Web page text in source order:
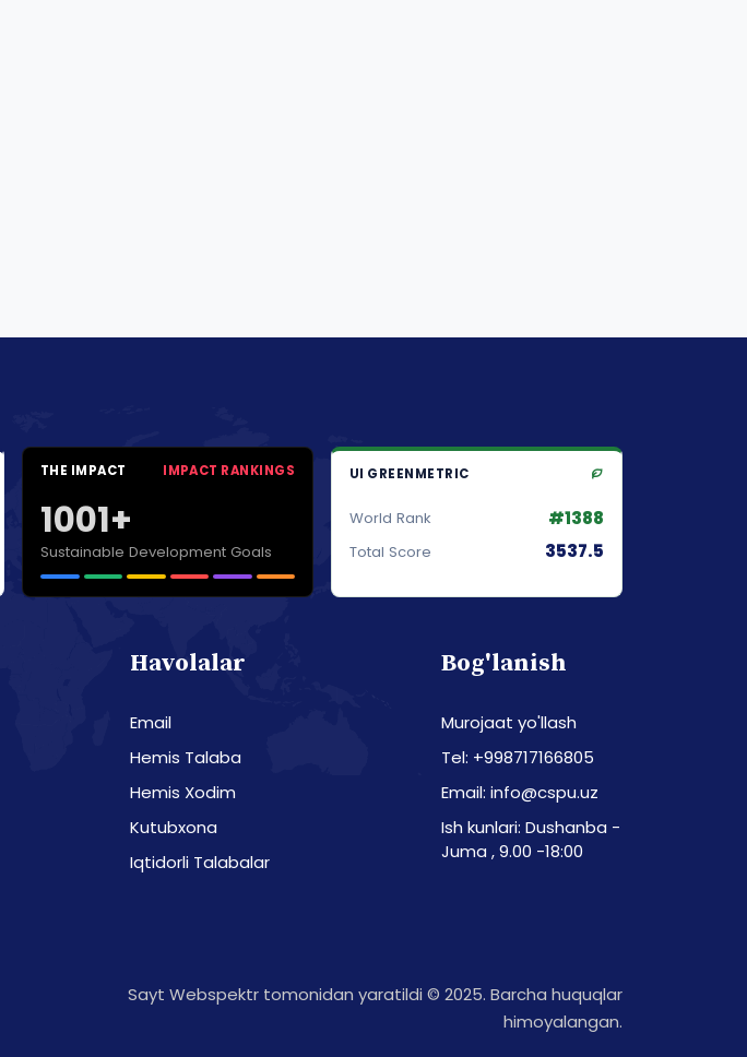
THE IMPACT IMPACT RANKINGS
1001+
Sustainable Development Goals
UI GREENMETRIC
World Rank #1388
Total Score 3537.5
Havolalar
Email
Hemis Talaba
Hemis Xodim
Kutubxona
Iqtidorli Talabalar
Bog'lanish
Murojaat yo'llash
Tel: +998717166805
Email: info@cspu.uz
Ish kunlari: Dushanba -
Juma , 9.00 -18:00
Sayt Webspektr tomonidan yaratildi © 2025. Barcha huquqlar
himoyalangan.